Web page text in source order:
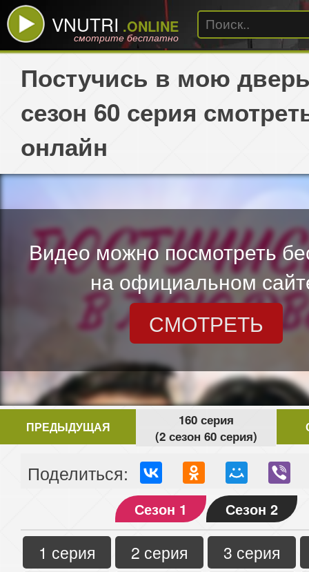
VNUTRI .ONLINE
смотрите бесплатно
Постучись в мою
сезон 60 серия
онлайн
Видео можно посмотреть
на официальном
СМОТРЕТЬ
ПРЕДЫДУЩАЯ
160 серия
(2 сезон 60 серия)
Поделиться:
Сезон 1 Сезон 2
1 серия 2 серия
3 серия